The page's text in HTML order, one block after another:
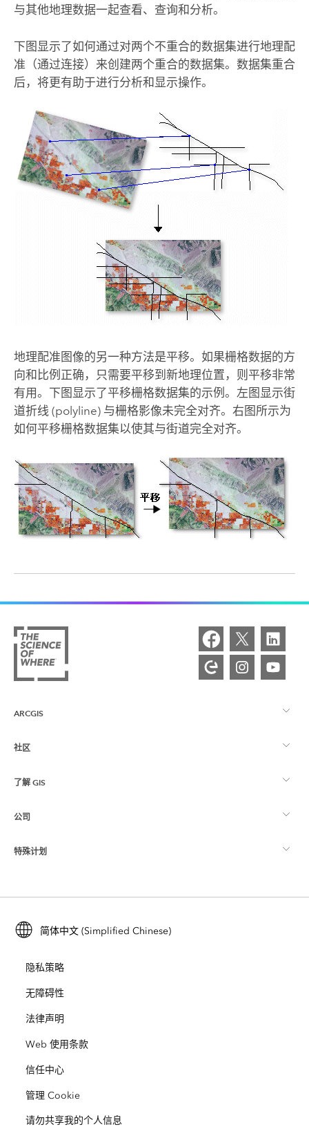
与其他地理数据一起查看、查询和分析。
下图显示了如何通过对两个不重合的数据集进行地理配
准（通过连接）来创建两个重合的数据集。数据集重合
后，将更有助于进行分析和显示操作。
地理配准图像的另一种方法是平移。如果栅格数据的方
向和比例正确，只需要平移到新地理位置，则平移非常
有用。下图显示了平移栅格数据集的示例。左图显示街
道折线 (polyline) 与栅格影像未完全对齐。右图所示为
如何平移栅格数据集以使其与街道完全对齐。
ARCGIS
ArcGIS 概览
制图
Esri Store
社区
Esri 社区
ArcGIS 博客
用户研究和测试
Esri 年轻专家关系网
了解 GIS
什么是 GIS？
位置智能
培训
ArcUser
ArcNews
ArcWatch
Esri Press
Esri 视频
公司
关于 Esri
招贤纳士
开放视野
业务行为准则
网站地图
特殊计划
ArcGIS for Student Use
保护
教育
种族平等
简体中文 (Simplified Chinese)
隐私策略
无障碍性
法律声明
Web 使用条款
信任中心
管理 Cookie
请勿共享我的个人信息